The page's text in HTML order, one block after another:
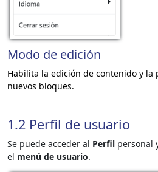
Modo de edición
Habilita la edición de contenido y
nuevos bloques.
1.2 Perfil de usuario
Se puede acceder al Perfil personal
el menú de usuario.